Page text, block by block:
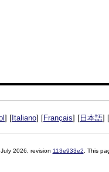
] [ Italiano] [Français] [ 日本語] [
2026 , revision 113e933e2 . This